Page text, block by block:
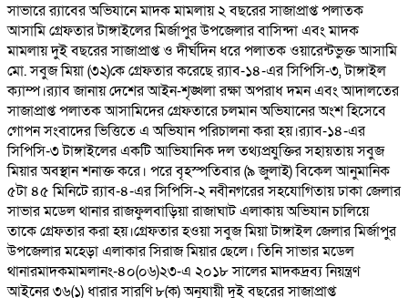
সাভারে র‌্যাবের অভিযানে মাদক মামলায় ২ বছরের সাজাপ্রাপ্ত পলাতক
আসামি গ্রেফতার টাঙ্গাইলের মির্জাপুর উপজেলার বাসিন্দা এবং মাদক
মামলায় দুই বছরের সাজাপ্রাপ্ত ও দীর্ঘদিন ধরে পলাতক ওয়ারেন্টভুক্ত আসামি
মো. সবুজ মিয়া (৩২)কে গ্রেফতার করেছে র‌্যাব-১৪-এর সিপিসি-৩, টাঙ্গাইল
ক্যাম্প।র‌্যাব জানায় দেশের আইন-শৃঙ্খলা রক্ষা অপরাধ দমন এবং আদালতের
সাজাপ্রাপ্ত পলাতক আসামিদের গ্রেফতারে চলমান অভিযানের অংশ হিসেবে
গোপন সংবাদের ভিত্তিতে এ অভিযান পরিচালনা করা হয়।র‌্যাব-১৪-এর
সিপিসি-৩ টাঙ্গাইলের একটি আভিযানিক দল তথ্যপ্রযুক্তির সহায়তায় সবুজ
মিয়ার অবস্থান শনাক্ত করে। পরে বৃহস্পতিবার (৯ জুলাই) বিকেল আনুমানিক
৫টা ৪৫ মিনিটে র‌্যাব-৪-এর সিপিসি-২ নবীনগরের সহযোগিতায় ঢাকা জেলার
সাভার মডেল থানার রাজফুলবাড়িয়া রাজাঘাট এলাকায় অভিযান চালিয়ে
তাকে গ্রেফতার করা হয়।গ্রেফতার হওয়া সবুজ মিয়া টাঙ্গাইল জেলার মির্জাপুর
উপজেলার মহেড়া এলাকার সিরাজ মিয়ার ছেলে। তিনি সাভার মডেল
থানারমাদকমামলানং-৪০(০৬)২৩-এ ২০১৮ সালের মাদকদ্রব্য নিয়ন্ত্রণ
আইনের ৩৬(১) ধারার সারণি ৮(ক) অনুযায়ী দুই বছরের সাজাপ্রাপ্ত